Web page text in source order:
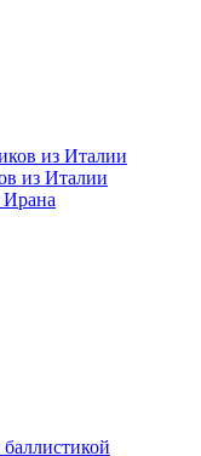
из Италии
Ирана